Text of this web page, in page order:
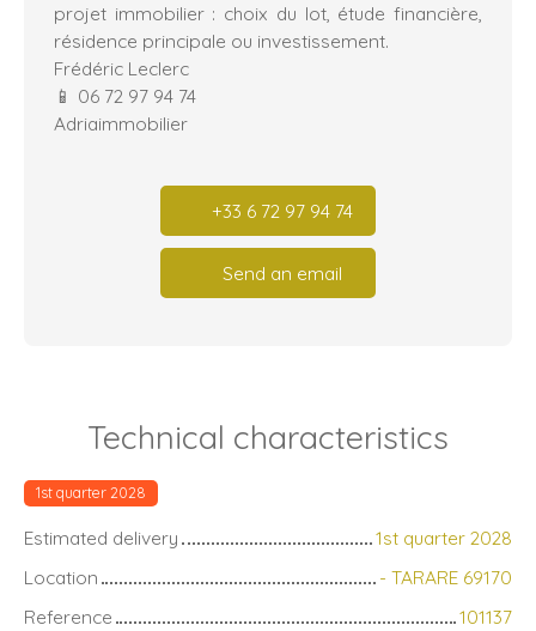
projet immobilier : choix du lot, étude financière,
résidence principale ou investissement.
Frédéric Leclerc
📱 06 72 97 94 74
Adriaimmobilier
+33 6 72 97 94 74
Send an email
Technical characteristics
1st quarter 2028
Estimated delivery
1st quarter 2028
Location
- TARARE 69170
Reference
101137